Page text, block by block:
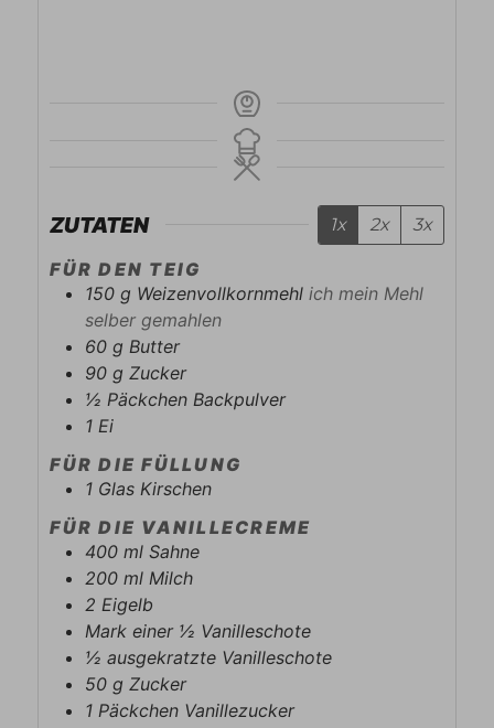
ZUTATEN 1x 2x 3x
FÜR DEN TEIG
150 g Weizenvollkornmehlich mein Mehl
selber gemahlen
60 g Butter
90 g Zucker
½ Päckchen Backpulver
1 Ei
FÜR DIE FÜLLUNG
1 Glas Kirschen
FÜR DIE VANILLECREME
400 ml Sahne
200 ml Milch
2 Eigelb
Mark einer ½ Vanilleschote
½ ausgekratzte Vanilleschote
50 g Zucker
1 Päckchen Vanillezucker